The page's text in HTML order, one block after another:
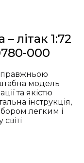
літак 1:72
000
модель
та якістю
інструкція,
легким і